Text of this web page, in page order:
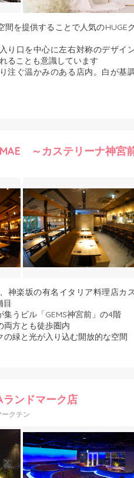
間を提供することで人気のHUGE
り口を中心に左右対称のデザイ
ることも意識しています
注ぐ温かみのある店内。白が基
だわりを持ち、チーズはオープン
日手作りしています
～カステリーナ神宮
神楽坂の有名イタリア料理店カス
目
うビル「GEMS神宮前」の4階
両方とも徒歩圏内
緑と光が入り込む開放的な空間
ランドマーク店
クテン